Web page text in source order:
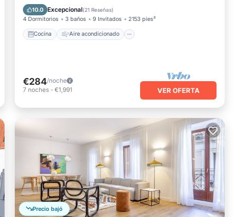
10.0 Excepcional(21 Reseñas)
4 Dormitorios 3 baños 9 Invitados 2153 pies²
Cocina Aire acondicionado
Apto para niños
€284/noche
7 noches - €1,991 VER OFERTA
Precio bajó